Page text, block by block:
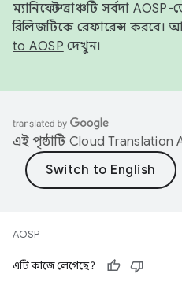
ম্যানিফেস্ট ব্রাঞ্চটি সর্বদা
রিলিজটিকে রেফারেন্স করবে।
to AOSP দেখুন।
এই পৃষ্ঠাটি Cloud Translation
AOSP
এটি কাজে লেগেছে?